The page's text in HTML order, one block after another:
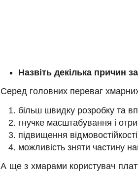
Назвіть декілька причин
Серед головних переваг
більш швидку розробку та
гнучке масштабування і
підвищення
можливість зняти частину
А ще з хмарами користувач